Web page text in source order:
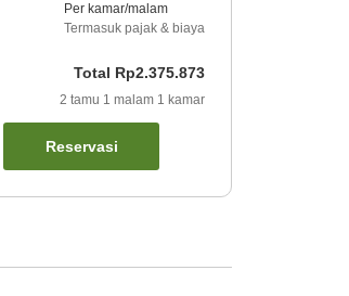
Per kamar/malam
Termasuk pajak & biaya
Total Rp2.375.873
2 tamu 1 malam 1 kamar
Reservasi